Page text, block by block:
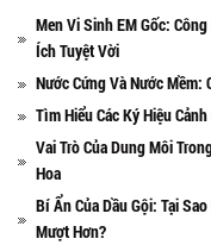
Men Vi Sinh EM Gốc:
Ích Tuyệt Vời
Nước Cứng Và Nước Mềm:
Tìm Hiểu Các Ký Hiệu
Vai Trò Của Dung Môi
Hoa
Bí Ẩn Của Dầu Gội: Tại
Mượt Hơn?